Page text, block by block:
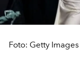
Foto: Getty Images